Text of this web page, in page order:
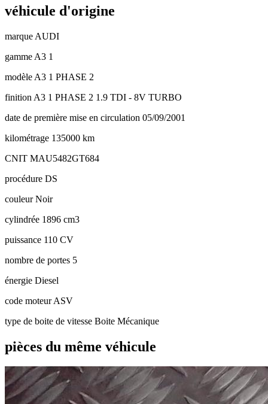
véhicule d'origine
marque AUDI
gamme A3 1
modèle A3 1 PHASE 2
finition A3 1 PHASE 2 1.9 TDI - 8V TURBO
date de première mise en circulation 05/09/2001
kilométrage 135000 km
CNIT MAU5482GT684
procédure DS
couleurNoir
cylindrée 1896 cm3
puissance 110 CV
nombre de portes 5
énergie Diesel
code moteurASV
type de boite de vitesse Boite Mécanique
pièces du même véhicule